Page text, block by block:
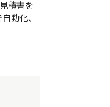
積書を
動化、